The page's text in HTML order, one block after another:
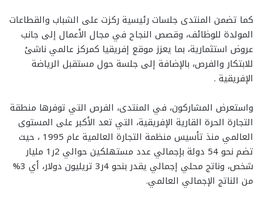
كما تضمن المنتدى جلسات رئيسية ركزت على الشباب والقطاعات
المولدة للوظائف، وقصص النجاح في مجال الأعمال إلى جانب
عروض استثمارية، بما يعزز موقع إفريقيا كمركز عالمي ناشئ
للابتكار والفرص، بالإضافة إلى جلسة حول مستقبل الرياضة
الإفريقية .
واستعرض المشاركون، في المنتدى، الفرص التي توفرها منطقة
التجارة الحرة القارية الإفريقية، التي تعد الأكبر على المستوى
العالمي منذ تأسيس منظمة التجارة العالمية عام 1995 ، حيث
تضم نحو 54 دولة بإجمالي عدد مستهلكين حوالي 2ر1 مليار
شخص، وناتج محلي إجمالي يقدر بنحو 4ر3 تريليون دولار، أي 3%
من الناتج الإجمالي العالمي.